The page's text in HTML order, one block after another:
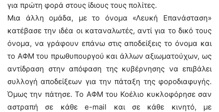
για πρώτη φορά στους ίδιους τους πολίτες.
Μια άλλη ομάδα, με το όνομα «Λευκή Επανάσταση»
κατέβασε την ιδέα οι καταναλωτές, αντί για το δικό τους
όνομα, να γράφουν επάνω στις αποδείξεις το όνομα και
το ΑΦΜ του πρωθυπουργού και άλλων αξιωματούχων, ως
αντίδραση στην απόφαση της κυβέρνησης να επιβάλει
συλλογή αποδείξεων για την πάταξη της φοροδιαφυγής.
Όμως την πάτησε. Το ΑΦΜ του Κοέλιο κυκλοφόρησε σαν
αστραπή σε κάθε e-mail και σε κάθε κινητό, με